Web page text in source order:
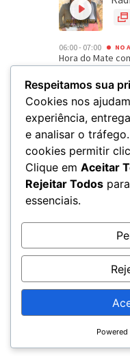
© 2026 – Rádio
Respeitamos sua
Cookies nos
experiência,
e analisar o
cookies permitir
Clique em Aceitar
Rejeitar Todos
essenciais.
Powered